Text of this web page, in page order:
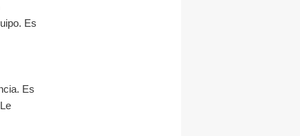
Es
Es